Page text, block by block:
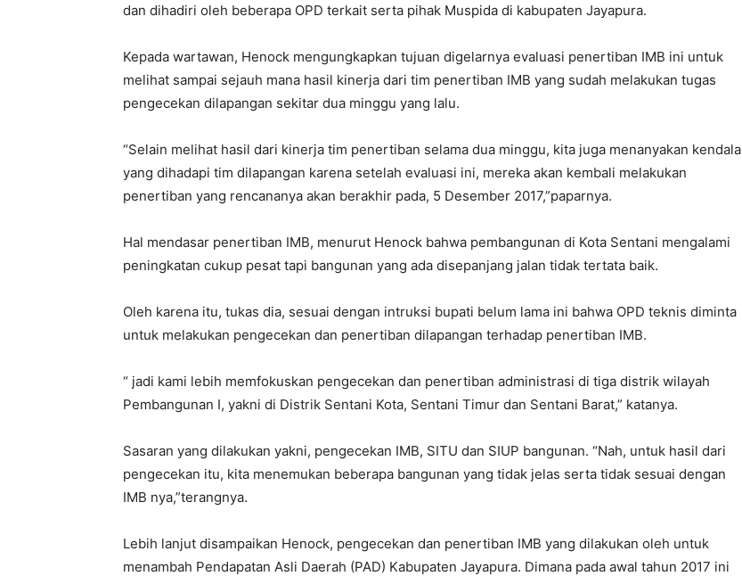
dan dihadiri oleh beberapa OPD terkait serta pihak Muspida di kabupaten Jayapura.
Kepada wartawan, Henock mengungkapkan tujuan digelarnya evaluasi penertiban IMB ini untuk
melihat sampai sejauh mana hasil kinerja dari tim penertiban IMB yang sudah melakukan tugas
pengecekan dilapangan sekitar dua minggu yang lalu.
“Selain melihat hasil dari kinerja tim penertiban selama dua minggu, kita juga menanyakan kendala
yang dihadapi tim dilapangan karena setelah evaluasi ini, mereka akan kembali melakukan
penertiban yang rencananya akan berakhir pada, 5 Desember 2017,”paparnya.
Hal mendasar penertiban IMB, menurut Henock bahwa pembangunan di Kota Sentani mengalami
peningkatan cukup pesat tapi bangunan yang ada disepanjang jalan tidak tertata baik.
Oleh karena itu, tukas dia, sesuai dengan intruksi bupati belum lama ini bahwa OPD teknis diminta
untuk melakukan pengecekan dan penertiban dilapangan terhadap penertiban IMB.
“ jadi kami lebih memfokuskan pengecekan dan penertiban administrasi di tiga distrik wilayah
Pembangunan I, yakni di Distrik Sentani Kota, Sentani Timur dan Sentani Barat,” katanya.
Sasaran yang dilakukan yakni, pengecekan IMB, SITU dan SIUP bangunan. “Nah, untuk hasil dari
pengecekan itu, kita menemukan beberapa bangunan yang tidak jelas serta tidak sesuai dengan
IMB nya,”terangnya.
Lebih lanjut disampaikan Henock, pengecekan dan penertiban IMB yang dilakukan oleh untuk
menambah Pendapatan Asli Daerah (PAD) Kabupaten Jayapura. Dimana pada awal tahun 2017 ini